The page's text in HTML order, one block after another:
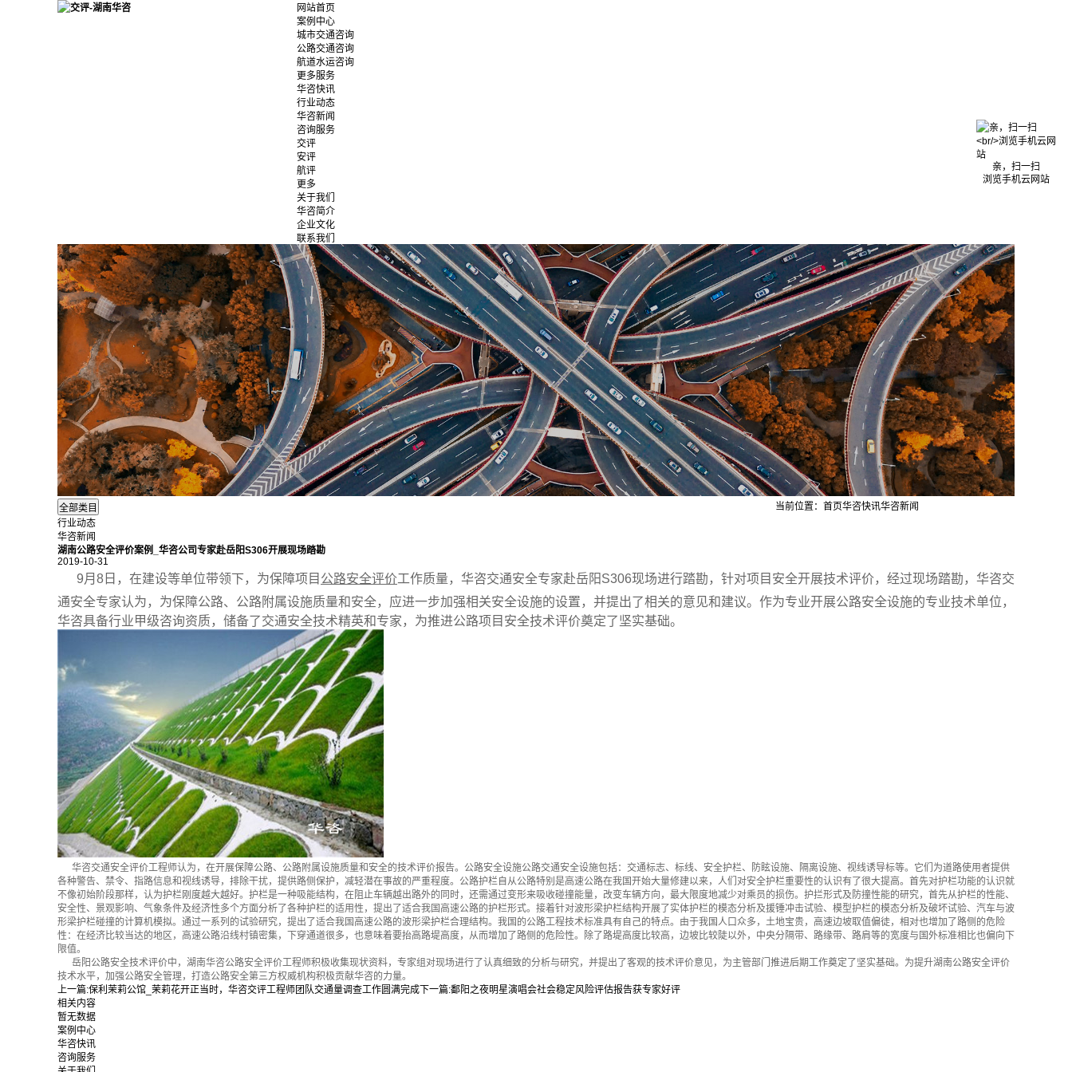
网站首页
案例中心
城市交通咨询
公路交通咨询
航道水运咨询
更多服务
华咨快讯
行业动态
华咨新闻
咨询服务
交评
安评
航评
更多
关于我们
华咨简介
企业文化
联系我们
行业动态
华咨新闻
当前位置： 首页华咨快讯华咨新闻
湖南公路安全评价案例_华咨公司专家赴岳阳S306开展现场踏勘
2019-10-31
9月8日，在建设等单位带领下，为保障项目 公路安全评价工作质量，华咨交通安全专家赴岳阳S306现场进行踏勘，针对项目安全开展技术评价，经过现场踏勘，华咨交
通安全专家认为，为保障公路、公路附属设施质量和安全，应进一步加强相关安全设施的设置，并提出了相关的意见和建议。作为专业开展公路安全设施的专业技术单位，
华咨具备行业甲级咨询资质，储备了交通安全技术精英和专家，为推进公路项目安全技术评价奠定了坚实基础。
华咨交通安全评价工程师认为，在开展保障公路、公路附属设施质量和安全的技术评价报告。公路安全设施公路交通安全设施包括：交通标志、标线、安全护栏、防眩设施、隔离设施、视线诱导标等。它们为道路使用者提供
各种警告、禁令、指路信息和视线诱导，排除干扰，提供路侧保护，减轻潜在事故的严重程度。公路护栏自从公路特别是高速公路在我国开始大量修建以来，人们对安全护栏重要性的认识有了很大提高。首先对护栏功能的认识就
不像初始阶段那样，认为护栏刚度越大越好。护栏是一种吸能结构，在阻止车辆越出路外的同时，还需通过变形来吸收碰撞能量，改变车辆方向，最大限度地减少对乘员的损伤。护拦形式及防撞性能的研究，首先从护栏的性能、
安全性、景观影响、气象条件及经济性多个方面分析了各种护栏的适用性，提出了适合我国高速公路的护栏形式。接着针对波形梁护栏结构开展了实体护栏的模态分析及援锤冲击试验、模型护栏的模态分析及破坏试验、汽车与波
形梁护栏碰撞的计算机模拟。通过一系列的试验研究，提出了适合我国高速公路的波形梁护栏合理结构。我国的公路工程技术标准具有自己的特点。由于我国人口众多，土地宝贵，高速边坡取值偏徒，相对也增加了路侧的危险
性：在经济比较当达的地区，高速公路沿线村镇密集，下穿通道很多，也意味着要抬高路堤高度，从而增加了路侧的危险性。除了路堤高度比较高，边坡比较陡以外，中央分隔带、路缘带、路肩等的宽度与国外标准相比也偏向下
限值。
岳阳公路安全技术评价中，湖南华咨公路安全评价工程师积极收集现状资料，专家组对现场进行了认真细致的分析与研究，并提出了客观的技术评价意见，为主管部门推进后期工作奠定了坚实基础。为提升湖南公路安全评价
技术水平，加强公路安全管理，打造公路安全第三方权威机构积极贡献华咨的力量。
上一篇:保利茉莉公馆_茉莉花开正当时，华咨交评工程师团队交通量调查工作圆满完成 下一篇:鄱阳之夜明星演唱会社会稳定风险评估报告获专家好评
相关内容
暂无数据
案例中心
华咨快讯
咨询服务
亲，扫一扫
浏览手机云网站